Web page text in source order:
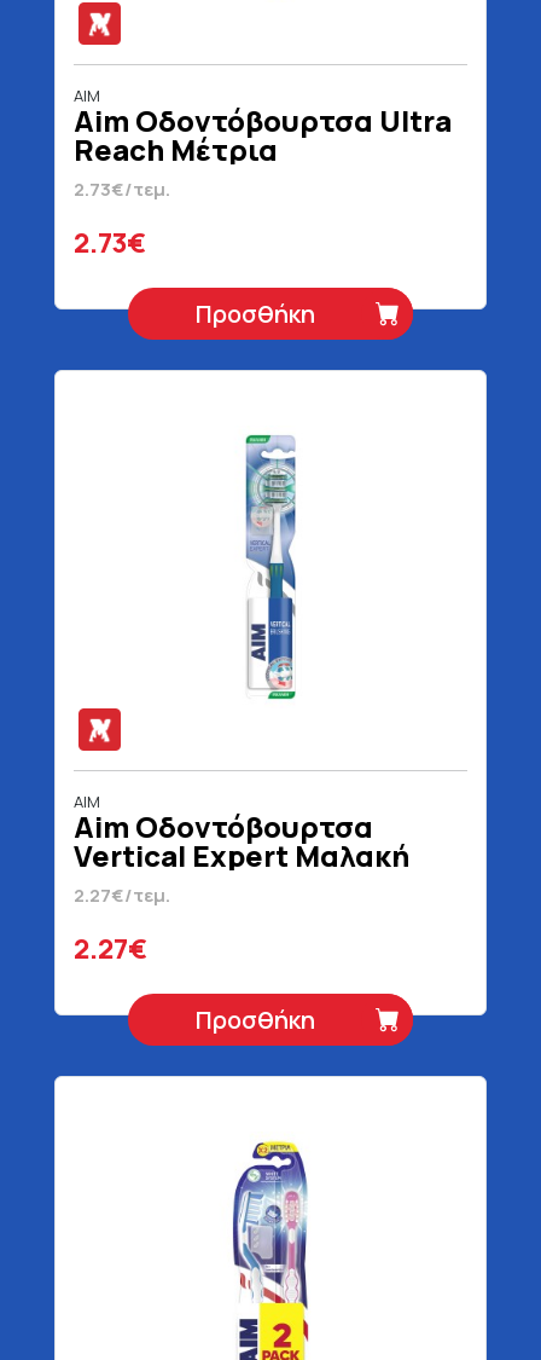
AIM
Aim Οδοντόβουρτσα Ultra
Reach Μέτρια
2.73€/τεμ.
2.73€
Προσθήκη
AIM
Aim Οδοντόβουρτσα
Vertical Expert Μαλακή
2.27€/τεμ.
2.27€
Προσθήκη